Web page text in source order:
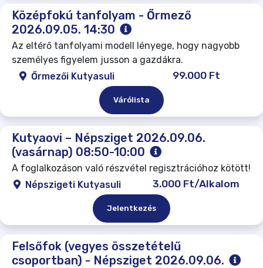
Középfokú tanfolyam - Őrmező
2026.09.05. 14:30
Az eltérő tanfolyami modell lényege, hogy nagyobb
személyes figyelem jusson a gazdákra.
Őrmezői Kutyasuli
99.000 Ft
Várólista
Kutyaovi – Népsziget 2026.09.06.
(vasárnap) 08:50-10:00
A foglalkozáson való részvétel regisztrációhoz kötött!
Népszigeti Kutyasuli
3.000 Ft/Alkalom
Jelentkezés
Felsőfok (vegyes összetételű
csoportban) - Népsziget 2026.09.06.